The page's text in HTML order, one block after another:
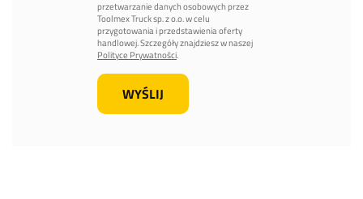
przetwarzanie danych osobowych przez
Toolmex Truck sp. z o.o. w celu
przygotowania i przedstawienia oferty
handlowej. Szczegóły znajdziesz w naszej
Polityce Prywatności.